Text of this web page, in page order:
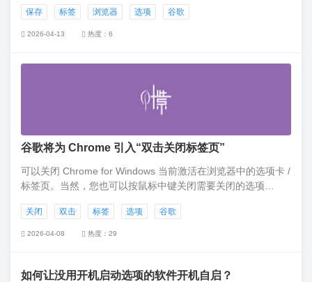
存功能也有许多不足之处，例如你重新启动浏览器后就会丢
失。
保存 标签 浏览器 选项 谷歌
2026-04-13 热度：6
谷歌将为 Chrome 引入“双击关闭标签页”
可以关闭 Chrome for Windows 当前激活在浏览器中的选项卡 /
标签页。当然，您也可以按鼠标中键关闭需要关闭的选项
你可以通过鼠标双击动作来关闭某个选项卡。
关闭 双击 标签 选项 谷歌
2026-04-08 热度：29
如何让没用开机启动选项的软件开机自启？